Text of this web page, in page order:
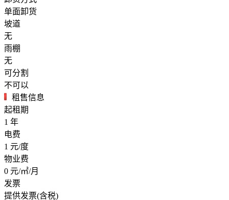
单面卸货
坡道
无
雨棚
无
可分割
不可以
租售信息
起租期
1 年
电费
1 元/度
物业费
0 元/㎡/月
发票
提供发票(含税)